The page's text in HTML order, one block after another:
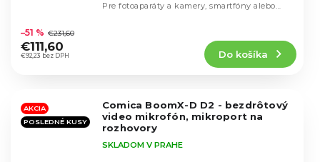
hodnotenie
produktu
je
hviezdičiek.
€92,23 bez DPH
–51 % €231,60
€111,60
Do košíka
Pre fotoaparáty a kamery, smartfóny alebo
AKCIA
POSLEDNÉ KUSY
Comica BoomX-D D2 - bezdrôtový
video mikrofón, mikroport na
rozhovory
SKLADOM V PRAHE